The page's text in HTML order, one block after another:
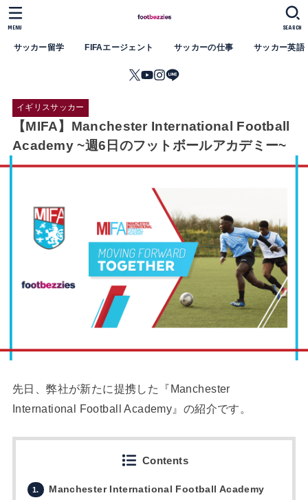
サッカー留学 FIFAエージェント サッカーの仕事 サッカー英語
SEARCH
MENU
イギリスサッカー
【MIFA】Manchester International Football
Academy ~週6日のフットボールアカデミー~
先日、弊社が新たに提携した『Manchester
International Football Academy』の紹介です。
Contents
1.
Manchester International Football Academy